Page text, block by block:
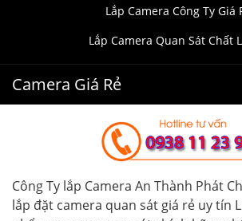
Lắp Camera Công Ty Giá
Lắp Camera Quan Sát Chất
Camera Giá Rẻ
Công Ty lắp Camera An Thành Phát
lắp đặt camera quan sát giá rẻ uy tín